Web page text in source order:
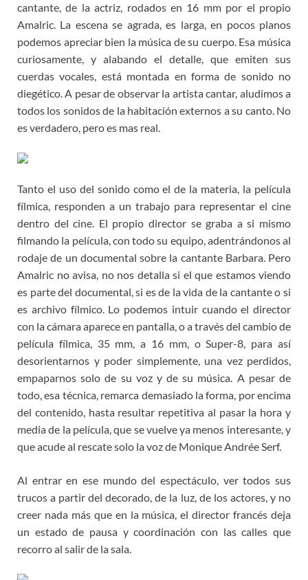
cantante, de la actriz, rodados en 16 mm por el propio
Amalric. La escena se agrada, es larga, en pocos planos
podemos apreciar bien la música de su cuerpo. Esa música
curiosamente, y alabando el detalle, que emiten sus
cuerdas vocales, está montada en forma de sonido no
diegético. A pesar de observar la artista cantar, aludimos a
todos los sonidos de la habitación externos a su canto. No
es verdadero, pero es mas real.
Tanto el uso del sonido como el de la materia, la película
fílmica, responden a un trabajo para representar el cine
dentro del cine. El propio director se graba a si mismo
filmando la película, con todo su equipo, adentrándonos al
rodaje de un documental sobre la cantante Barbara. Pero
Amalric no avisa, no nos detalla si el que estamos viendo
es parte del documental, si es de la vida de la cantante o si
es archivo fílmico. Lo podemos intuir cuando el director
con la cámara aparece en pantalla, o a través del cambio de
película fílmica, 35 mm, a 16 mm, o Super-8, para así
desorientarnos y poder simplemente, una vez perdidos,
empaparnos solo de su voz y de su música. A pesar de
todo, esa técnica, remarca demasiado la forma, por encima
del contenido, hasta resultar repetitiva al pasar la hora y
media de la película, que se vuelve ya menos interesante, y
que acude al rescate solo la voz de Monique Andrée Serf.
Al entrar en ese mundo del espectáculo, ver todos sus
trucos a partir del decorado, de la luz, de los actores, y no
creer nada más que en la música, el director francés deja
un estado de pausa y coordinación con las calles que
recorro al salir de la sala.